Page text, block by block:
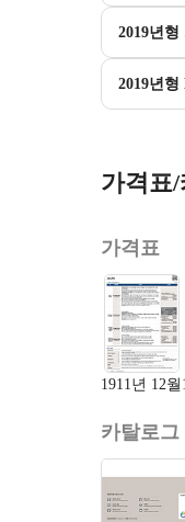
2019년
2019년
가격표
가격표
1911년 12월
카탈로그